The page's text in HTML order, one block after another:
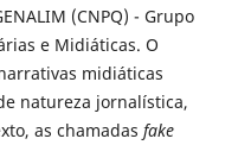
(CNPQ) - Grupo
e Midiáticas. O
midiáticas
natureza jornalística,
as chamadas fake